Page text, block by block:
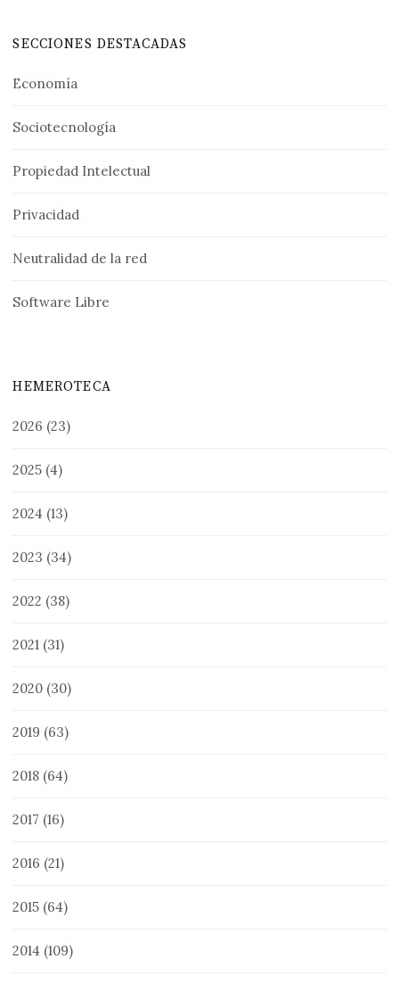
SECCIONES DESTACADAS
Economía
Sociotecnología
Propiedad Intelectual
Privacidad
Neutralidad de la red
Software Libre
HEMEROTECA
2026 (23)
2025 (4)
2024 (13)
2023 (34)
2022 (38)
2021 (31)
2020 (30)
2019 (63)
2018 (64)
2017 (16)
2016 (21)
2015 (64)
2014 (109)